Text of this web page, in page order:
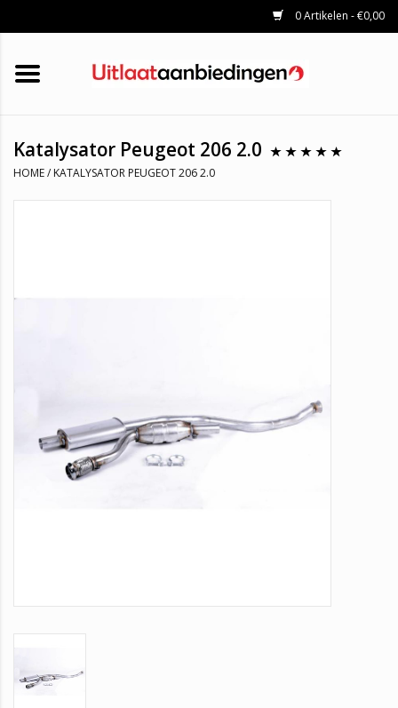
0 Artikelen - €0,00
HOME
KATALYSATOREN
UNIVERSELE UITLAATDELEN
Katalysator Peugeot 206 2.0
HOME/ KATALYSATOR PEUGEOT 206 2.0